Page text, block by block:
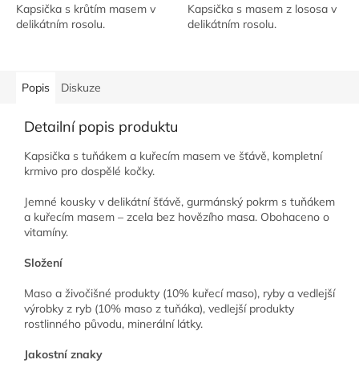
Kapsička s krůtím masem v
delikátním rosolu.
Kapsička s masem z lososa v
delikátním rosolu.
Popis Diskuze
Detailní popis produktu
Kapsička s tuňákem a kuřecím masem ve šťávě, kompletní
krmivo pro dospělé kočky.
Jemné kousky v delikátní šťávě, gurmánský pokrm s tuňákem
a kuřecím masem – zcela bez hovězího masa. Obohaceno o
vitamíny.
Složení
Maso a živočišné produkty (10% kuřecí maso), ryby a vedlejší
výrobky z ryb (10% maso z tuňáka), vedlejší produkty
rostlinného původu, minerální látky.
Jakostní znaky